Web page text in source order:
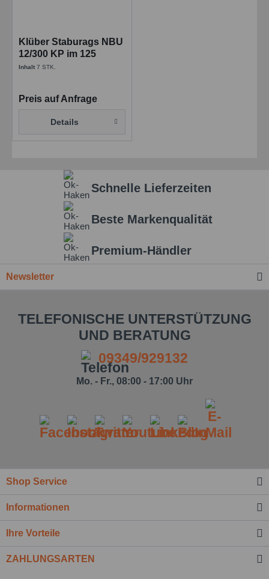
Klüber Staburags NBU
12/300 KP im 125
ccm/Cartridge
Inhalt7 STK.
Preis auf Anfrage
Details
Schnelle Lieferzeiten
Beste Markenqualität
Premium-Händler
Newsletter
TELEFONISCHE UNTERSTÜTZUNG
UND BERATUNG
09349/929132
Mo. - Fr., 08:00 - 17:00 Uhr
Shop Service
Informationen
Ihre Vorteile
ZAHLUNGSARTEN